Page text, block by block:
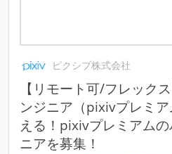
ピクシブ株式会社
【リモート可/フレック
ンジニア（pixivプレミ
える！pixivプレミアム
ニアを募集！